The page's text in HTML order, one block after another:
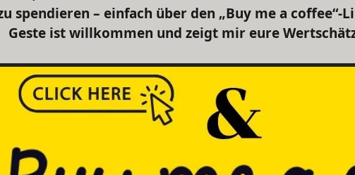
spendieren – einfach über den „Buy me a coffee“-
Geste ist willkommen und zeigt mir eure